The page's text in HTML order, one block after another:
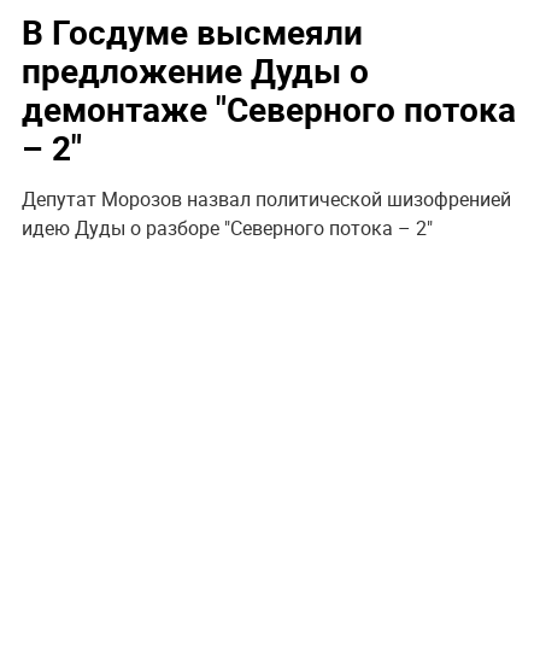
В Госдуме высмеяли
предложение Дуды о
демонтаже "Северного потока
– 2"
Депутат Морозов назвал политической шизофренией
идею Дуды о разборе "Северного потока – 2"